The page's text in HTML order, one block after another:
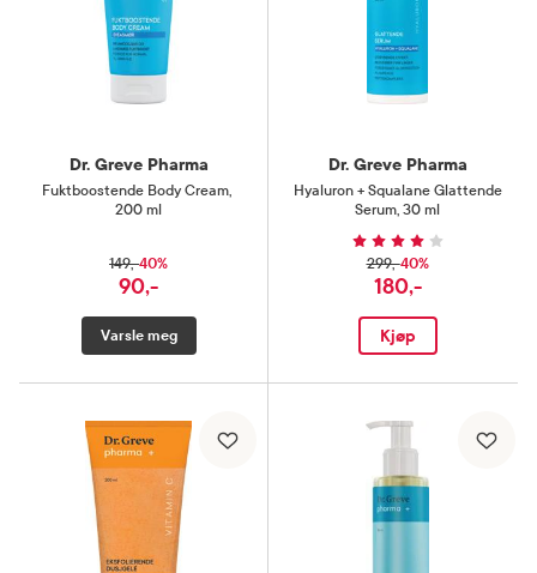
Dr. Greve Pharma
Fuktboostende Body Cream,
200 ml
149,-40%
90,-
Varsle meg
Dr. Greve Pharma
Hyaluron + Squalane Glattende
Serum, 30 ml
299,-40%
180,-
Kjøp